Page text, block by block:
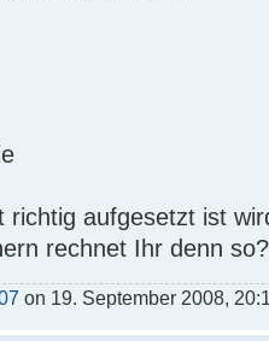
richtig aufgesetzt ist
rechnet Ihr denn so?
on 19. September 2008,